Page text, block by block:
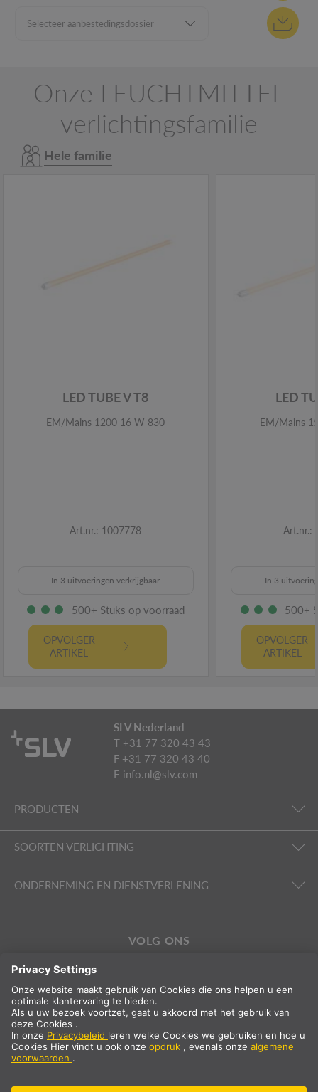
Onze LEUCHTMITTEL
verlichtingsfamilie
Hele familie
LED TUBE V T8
EM/Mains 1200 16 W 830
Art.nr.: 1007778
In 3 uitvoeringen verkrijgbaar
500+ Stuks op voorraad
OPVOLGER
ARTIKEL
LED
EM/Mains
Art.nr.:
In 3
500+
OPVOLGER
ARTIKEL
SLV Nederland
T +31 77 320 43 43
F +31 77 320 43 40
E info.nl@slv.com
PRODUCTEN
SOORTEN VERLICHTING
ONDERNEMING EN DIENSTVERLENING
VOLG ONS
NL
Nederland